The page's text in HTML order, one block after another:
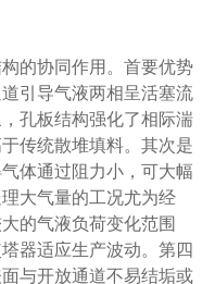
的协同作用。首要优势
引导气液两相呈活塞流
孔板结构强化了相际湍
传统散堆填料。其次是
体通过阻力小，可大幅
大气量的工况尤为经
的气液负荷变化范围
器适应生产波动。第四
与开放通道不易结垢或